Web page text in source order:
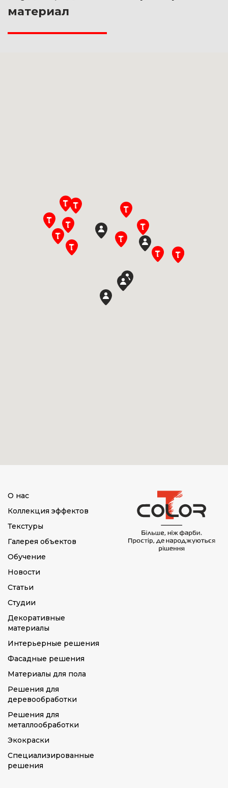
материал
О нас
Коллекция эффектов
Текстуры
Галерея объектов
Обучение
Новости
Статьи
Студии
Декоративные
материалы
Интерьерные решения
Фасадные решения
Материалы для пола
Решения для
деревообработки
Решения для
металлообработки
Экокраски
Специализированные
решения